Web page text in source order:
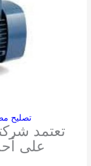
تصليح مضخات
تعتمد
على